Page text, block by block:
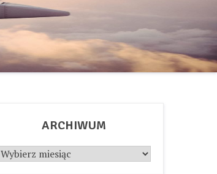
ARCHIWUM
Archiwum